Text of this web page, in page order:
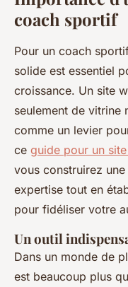
coach sportif
Pour un coach
solide est essentiel
croissance. Un site
seulement de vitrine
comme un levier
ce guide pour un
vous construirez
expertise tout en
pour fidéliser votre
Un outil
Dans un monde de
est beaucoup plus